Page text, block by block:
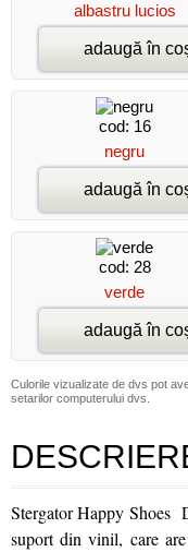
albastru lucios
adaugă în
cod: 16
negru
adaugă în
cod: 28
verde
adaugă în
Culorile vizualizate de dvs pot
setarilor computerului dvs.
Stergator Happy Shoes
suport din vinil, care